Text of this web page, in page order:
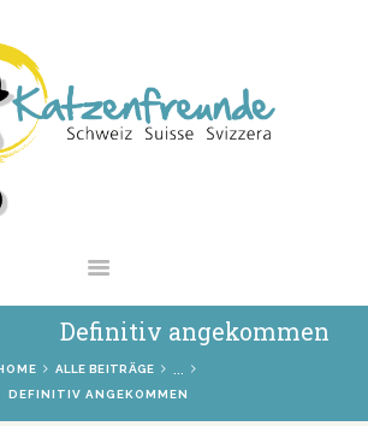
Definitiv angekommen
ALLE BEITRÄGE
DEFINITIV ANGEKOMMEN